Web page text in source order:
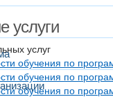
услуги
услуг
обучения по
обучения по
обучения по